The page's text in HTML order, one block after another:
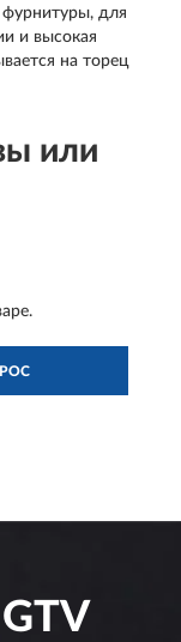
для
и высокая
на торец
или